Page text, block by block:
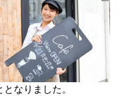
なりました。